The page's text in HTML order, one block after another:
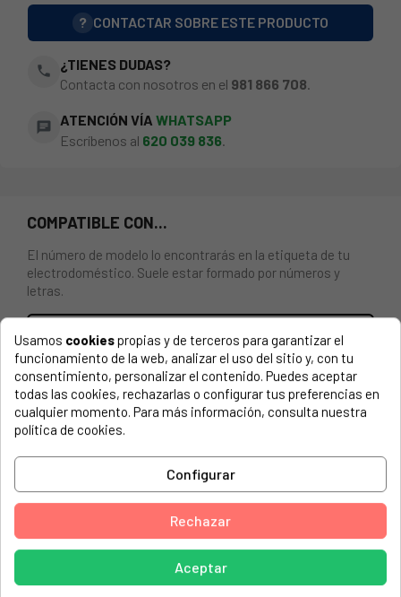
? CONTACTAR SOBRE ESTE PRODUCTO
phone
¿TIENES DUDAS?
Contacta con nosotros en el 981 866 708.
chat ATENCIÓN VÍA WHATSAPP
Escríbenos al 620 039 836
COMPATIBLE CON...
El número de modelo lo encontrarás en la etiqueta de tu
electrodoméstico. Suele estar formado por números y
letras.
RESISTENCIA INFERIOR PARA HORNO WHIRLPOOL,
INDESIT, FRANKE 1200W, 230V.
ARISTON, 53979
ARISTON, A6ESC 2EW 25837850000
ARISTON, A6ESC 2FX 25837860000
ARISTON, A6ESC2E (W) EX 869990837850
ARISTON, A6ESC2F (X) EX 869990837860
Usamos cookiespropias y de terceros para garantizar el
funcionamiento de la web, analizar el uso del sitio y, con tu
consentimiento, personalizar el contenido. Puedes aceptar
todas las cookies, rechazarlas o configurar tus preferencias en
cualquier momento. Para más información, consulta nuestra
política de cookies.
Configurar
Rechazar
Aceptar